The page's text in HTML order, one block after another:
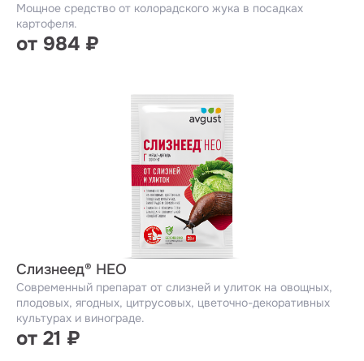
Мощное средство от колорадского жука в посадках
картофеля.
от 984 ₽
Слизнеед® НЕО
Современный препарат от слизней и улиток на овощных,
плодовых, ягодных, цитрусовых, цветочно-декоративных
культурах и винограде.
от 21 ₽